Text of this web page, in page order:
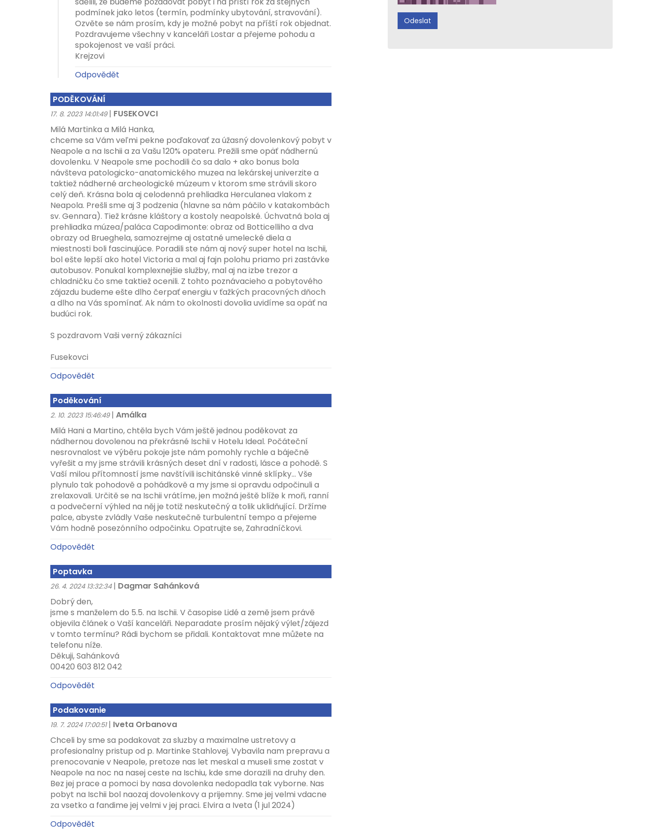
podmínek jako letos (termín, podmínky ubytování, stravování).
Ozvěte se nám prosím, kdy je možné pobyt na příští rok objednat.
Pozdravujeme všechny v kanceláři Lostar a přejeme pohodu a
spokojenost ve vaší práci.
Krejzovi
Odpovědět
PODĚKOVÁNÍ
17. 8. 2023 14:01:49 | FUSEKOVCI
Milá Martinka a Milá Hanka,
chceme sa Vám veľmi pekne poďakovať za úžasný dovolenkový pobyt v
Neapole a na Ischii a za Vašu 120% opateru. Prežili sme opäť nádhernú
dovolenku. V Neapole sme pochodili čo sa dalo + ako bonus bola
návšteva patologicko-anatomického muzea na lekárskej univerzite a
taktiež nádherné archeologické múzeum v ktorom sme strávili skoro
celý deň. Krásna bola aj celodenná prehliadka Herculanea vlakom z
Neapola. Prešli sme aj 3 podzenia (hlavne sa nám páčilo v katakombách
sv. Gennara). Tiež krásne kláštory a kostoly neapolské. Úchvatná bola aj
prehliadka múzea/paláca Capodimonte: obraz od Botticelliho a dva
obrazy od Brueghela, samozrejme aj ostatné umelecké diela a
miestnosti boli fascinujúce. Poradili ste nám aj nový super hotel na Ischii,
bol ešte lepší ako hotel Victoria a mal aj fajn polohu priamo pri zastávke
autobusov. Ponukal komplexnejšie služby, mal aj na izbe trezor a
chladničku čo sme taktiež ocenili. Z tohto poznávacieho a pobytového
zájazdu budeme ešte dlho čerpať energiu v ťažkých pracovných dňoch
a dlho na Vás spomínať. Ak nám to okolnosti dovolia uvidíme sa opäť na
budúci rok.
S pozdravom Vaši verný zákazníci
Fusekovci
Odpovědět
Poděkování
2. 10. 2023 15:46:49 | Amálka
Milá Hani a Martino, chtěla bych Vám ještě jednou poděkovat za
nádhernou dovolenou na překrásné Ischii v Hotelu Ideal. Počáteční
nesrovnalost ve výběru pokoje jste nám pomohly rychle a báječně
vyřešit a my jsme strávili krásných deset dní v radosti, lásce a pohodě. S
Vaší milou přítomností jsme navštívili ischitánské vinné sklípky... Vše
plynulo tak pohodově a pohádkově a my jsme si opravdu odpočinuli a
zrelaxovali. Určitě se na Ischii vrátíme, jen možná ještě blíže k moři, ranní
a podvečerní výhled na něj je totiž neskutečný a tolik uklidňující. Držíme
palce, abyste zvládly Vaše neskutečně turbulentní tempo a přejeme
Vám hodně posezónního odpočinku. Opatrujte se, Zahradníčkovi.
Odpovědět
Poptavka
26. 4. 2024 13:32:34 | Dagmar Sahánková
Dobrý den,
jsme s manželem do 5.5. na Ischii. V časopise Lidé a země jsem právě
objevila článek o Vaší kanceláři. Neparadate prosím nějaký výlet/zájezd
v tomto termínu? Rádi bychom se přidali. Kontaktovat mne můžete na
telefonu níže.
Děkuji, Sahánková
00420 603 812 042
Odpovědět
Podakovanie
19. 7. 2024 17:00:51 | Iveta Orbanova
Chceli by sme sa podakovat za sluzby a maximalne ustretovy a
profesionalny pristup od p. Martinke Stahlovej. Vybavila nam prepravu a
prenocovanie v Neapole, pretoze nas let meskal a museli sme zostat v
Neapole na noc na nasej ceste na Ischiu, kde sme dorazili na druhy den.
Bez jej prace a pomoci by nasa dovolenka nedopadla tak vyborne. Nas
pobyt na Ischii bol naozaj dovolenkovy a prijemny. Sme jej velmi vdacne
za vsetko a fandime jej velmi v jej praci. Elvira a Iveta (1 jul 2024)
Odpovědět